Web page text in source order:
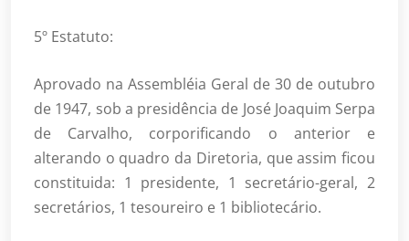
5º Estatuto:
Aprovado na Assembléia Geral de 30 de outubro
de 1947, sob a presidência de José Joaquim Serpa
de Carvalho, corporificando o anterior e
alterando o quadro da Diretoria, que assim ficou
constituida: 1 presidente, 1 secretário-geral, 2
secretários, 1 tesoureiro e 1 bibliotecário.